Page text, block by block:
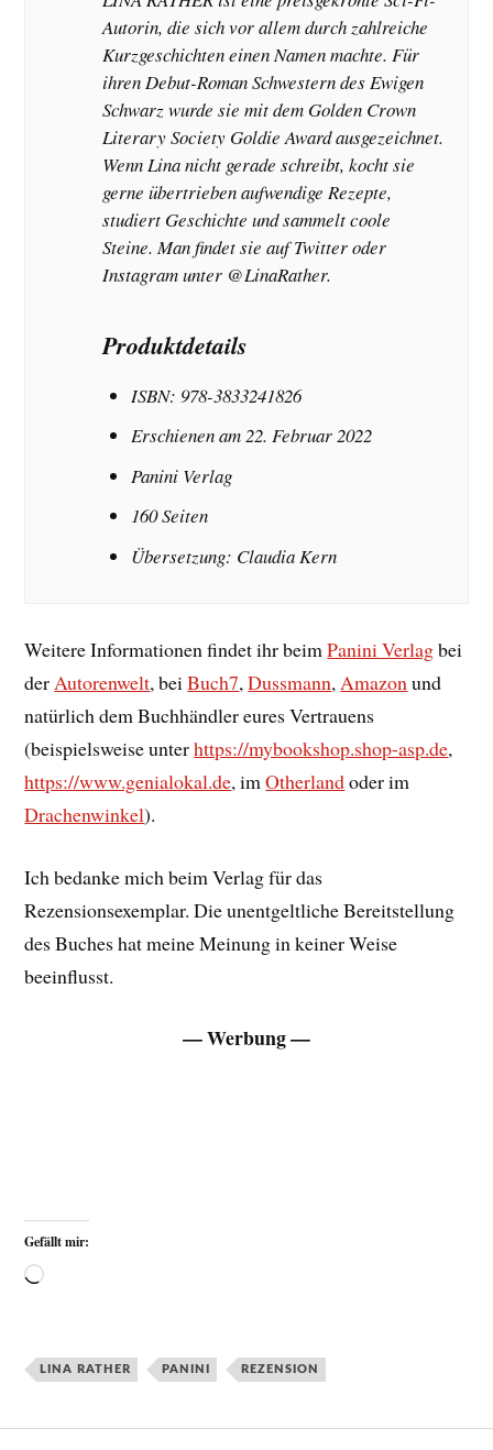
Autorin, die sich vor allem durch zahlreiche
Kurzgeschichten einen Namen machte. Für
ihren Debut-Roman Schwestern des Ewigen
Schwarz wurde sie mit dem Golden Crown
Literary Society Goldie Award ausgezeichnet.
Wenn Lina nicht gerade schreibt, kocht sie
gerne übertrieben aufwendige Rezepte,
studiert Geschichte und sammelt coole
Steine. Man findet sie auf Twitter oder
Instagram unter @LinaRather.
Produktdetails
ISBN: 978-3833241826
Erschienen am 22. Februar 2022
Panini Verlag
160 Seiten
Übersetzung: Claudia Kern
Weitere Informationen findet ihr beimPanini Verlagbei
der Autorenwelt, beiBuch7,Dussmann, Amazon und
natürlich dem Buchhändler eures Vertrauens
(beispielsweise unterhttps://mybookshop.shop-asp.de,
https://www.genialokal.de, imOtherlandoder im
Drachenwinkel).
Ich bedanke mich beim Verlag für das
Rezensionsexemplar. Die unentgeltliche Bereitstellung
des Buches hat meine Meinung in keiner Weise
beeinflusst.
— Werbung —
Gefällt mir:
LINA RATHER PANINI REZENSION